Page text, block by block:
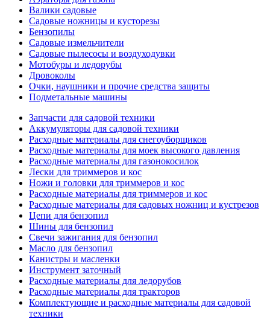
Валики садовые
Садовые ножницы и кусторезы
Бензопилы
Садовые измельчители
Садовые пылесосы и воздуходувки
Мотобуры и ледорубы
Дровоколы
Очки, наушники и прочие средства защиты
Подметальные машины
Запчасти для садовой техники
Аккумуляторы для садовой техники
Расходные материалы для снегоуборщиков
Расходные материалы для моек высокого давления
Расходные материалы для газонокосилок
Лески для триммеров и кос
Ножи и головки для триммеров и кос
Расходные материалы для триммеров и кос
Расходные материалы для садовых ножниц и кустрезов
Цепи для бензопил
Шины для бензопил
Свечи зажигания для бензопил
Масло для бензопил
Канистры и масленки
Инструмент заточный
Расходные материалы для ледорубов
Расходные материалы для тракторов
Комплектующие и расходные материалы для садовой
техники